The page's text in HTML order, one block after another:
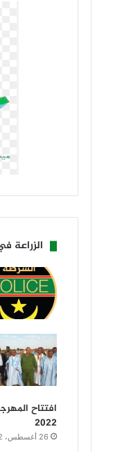
الزراعة
افتتاح
2022
26 أغسطس، 2022